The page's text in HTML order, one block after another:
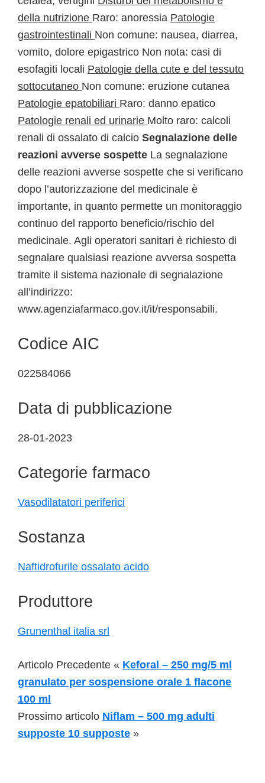
della nutrizione Raro: anoressia Patologie
gastrointestinali Non comune: nausea, diarrea,
vomito, dolore epigastrico Non nota: casi di
esofagiti locali Patologie della cute e del tessuto
sottocutaneo Non comune: eruzione cutanea
Patologie epatobiliari Raro: danno epatico
Patologie renali ed urinarie Molto raro: calcoli
renali di ossalato di calcio Segnalazione delle
reazioni avverse sospette La segnalazione
delle reazioni avverse sospette che si verificano
dopo l’autorizzazione del medicinale è
importante, in quanto permette un monitoraggio
continuo del rapporto beneficio/rischio del
medicinale. Agli operatori sanitari è richiesto di
segnalare qualsiasi reazione avversa sospetta
tramite il sistema nazionale di segnalazione
all’indirizzo:
www.agenziafarmaco.gov.it/it/responsabili.
Codice AIC
022584066
Data di pubblicazione
28-01-2023
Categorie farmaco
Vasodilatatori periferici
Sostanza
Naftidrofurile ossalato acido
Produttore
Grunenthal italia srl
Articolo Precedente « Keforal – 250 mg/5 ml
granulato per sospensione orale 1 flacone
100 ml
Prossimo articolo Niflam – 500 mg adulti
supposte 10 supposte »